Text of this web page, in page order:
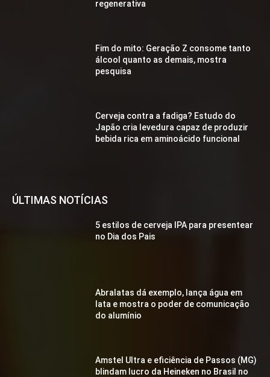
regenerativa
Fim do mito: Geração Z consome tanto
álcool quanto as demais, mostra
pesquisa
Cerveja contra a fadiga? Estudo do
Japão cria levedura capaz de produzir
bebida rica em aminoácido funcional
ÚLTIMAS NOTÍCIAS
5 estilos de cerveja IPA para presentear
no Dia dos Pais
Abralatas dá exemplo, lança água em
lata e mostra o poder de comunicação
do alumínio
Amstel Ultra e eficiência de Passos (MG)
blindam lucro da Heineken no Brasil no